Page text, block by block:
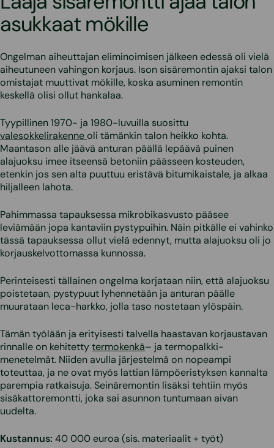
asukkaat mökille
Ongelman aiheuttajan eliminoimisen jälkeen edessä oli vielä
aiheutuneen vahingon korjaus. Ison sisäremontin ajaksi talon
omistajat muuttivat mökille, koska asuminen remontin
keskellä olisi ollut hankalaa.
Tyypillinen 1970- ja 1980-luvuilla suosittu
valesokkelirakenneoli tämänkin talon heikko kohta.
Maantason alle jäävä anturan päällä lepäävä puinen
alajuoksu imee itseensä betoniin päässeen kosteuden,
etenkin jos sen alta puuttuu eristävä bitumikaistale, ja alkaa
hiljalleen lahota.
Pahimmassa tapauksessa mikrobikasvusto pääsee
leviämään jopa kantaviin pystypuihin. Näin pitkälle ei vahinko
tässä tapauksessa ollut vielä edennyt, mutta alajuoksu oli jo
korjauskelvottomassa kunnossa.
Perinteisesti tällainen ongelma korjataan niin, että alajuoksu
poistetaan, pystypuut lyhennetään ja anturan päälle
muurataan leca-harkko, jolla taso nostetaan ylöspäin.
Tämän työlään ja erityisesti talvella haastavan korjaustavan
rinnalle on kehitettytermokenkä– ja termopalkki-
menetelmät. Niiden avulla järjestelmä on nopeampi
toteuttaa, ja ne ovat myös lattian lämpöeristyksen kannalta
parempia ratkaisuja. Seinäremontin lisäksi tehtiin myös
sisäkattoremontti, joka sai asunnon tuntumaan aivan
uudelta.
Kustannus: 40 000 euroa (sis. materiaalit + työt)